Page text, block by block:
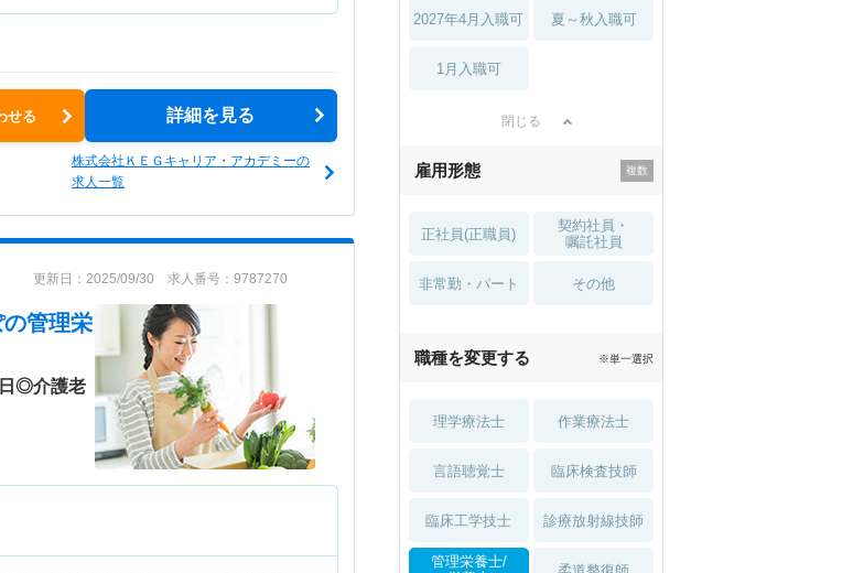
せる 詳細を見る
株式会社ＫＥＧキャリア・アカデミーの
求人一覧
更新日：2025/09/30 求人番号：9787270
の管理栄
日◎介護老
2027年4月入職可 夏～秋入職可
1月入職可
閉じる
雇用形態
正社員(正職員)
契約社員・
嘱託社員
非常勤・パート その他
職種を変更する ※単一選択
理学療法士 作業療法士
言語聴覚士 臨床検査技師
臨床工学技士 診療放射線技師
管理栄養士/
柔道整復師